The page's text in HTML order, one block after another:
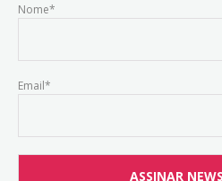
Nome*
Email*